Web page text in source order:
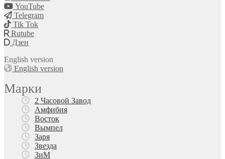
YouTube
Telegram
Tik Tok
Rutube
Дзен
English version
English version
Марки
2 Часовой Завод
Амфибия
Восток
Вымпел
Заря
Звезда
ЗиМ